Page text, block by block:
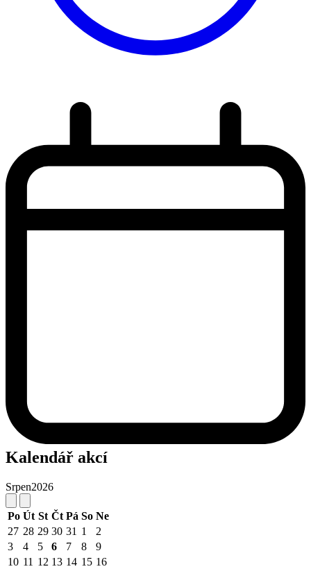
Kalendář akcí
Srpen2026
Po Út St Čt Pá So Ne
27 28 29 30 31 1
2
3
4 5 6 7 8
9
10 11 12 13 14 15 16